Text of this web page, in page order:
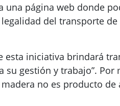
página web donde
del transporte
esta iniciativa brindará
gestión y trabajo”.
no es producto de